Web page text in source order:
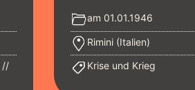
am 01.01.1946
Rimini (Italien)
Krise und Krieg